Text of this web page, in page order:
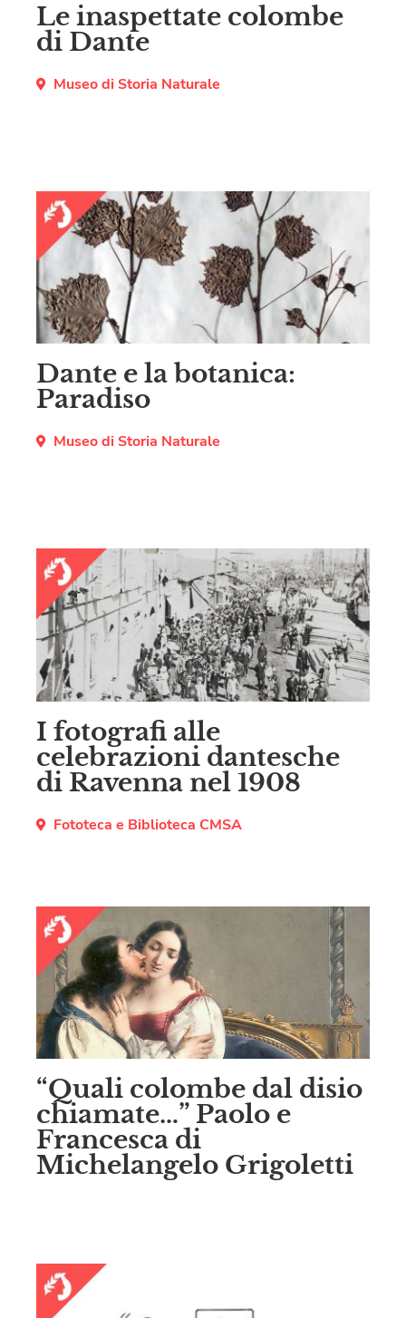
Le inaspettate colombe
di Dante
Museo di Storia Naturale
Dante e la botanica:
Paradiso
Museo di Storia Naturale
I fotografi alle
celebrazioni dantesche
di Ravenna nel 1908
Fototeca e Biblioteca CMSA
“Quali colombe dal disio
chiamate…” Paolo e
Francesca di
Michelangelo Grigoletti